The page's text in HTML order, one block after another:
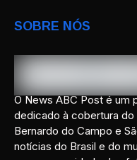
SOBRE NÓS
O News ABC Post é um
dedicado à cobertura do
Bernardo do Campo e
notícias do Brasil e do